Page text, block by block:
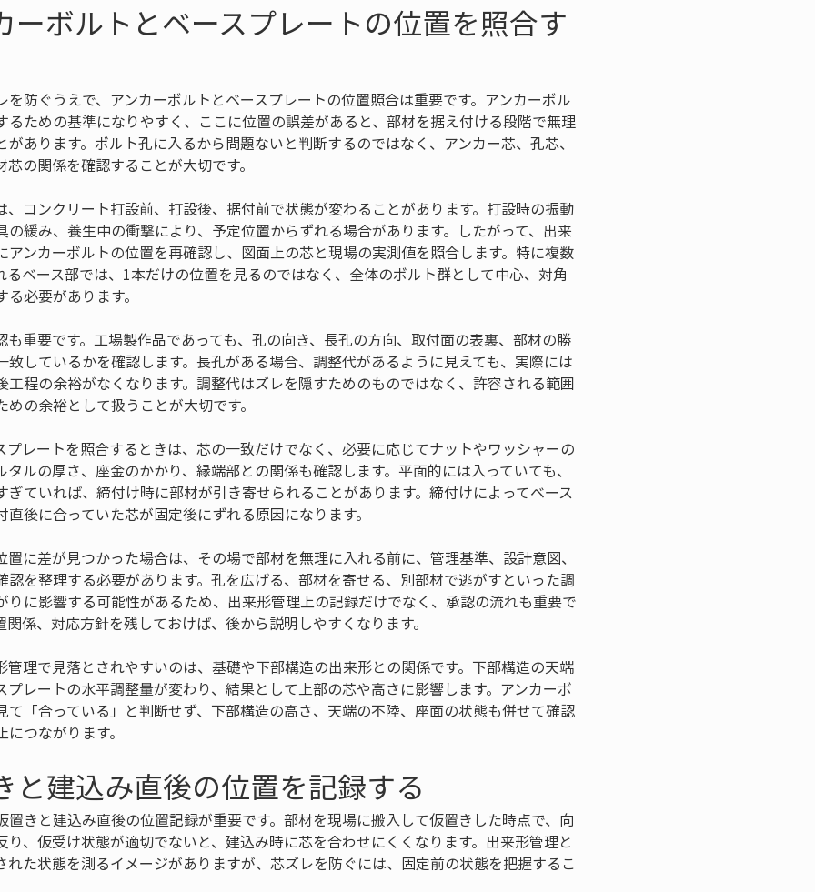
ーボルトとベースプレートの位置を照合す
を防ぐうえで、アンカーボルトとベースプレートの位置照合は重要です。アンカーボル
るための基準になりやすく、ここに位置の誤差があると、部材を据え付ける段階で無理
あります。ボルト孔に入るから問題ないと判断するのではなく、アンカー芯、孔芯、
の関係を確認することが大切です。
、コンクリート打設前、打設後、据付前で状態が変わることがあります。打設時の振動
の緩み、養生中の衝撃により、予定位置からずれる場合があります。したがって、出来
アンカーボルトの位置を再確認し、図面上の芯と現場の実測値を照合します。特に複数
るベース部では、1本だけの位置を見るのではなく、全体のボルト群として中心、対角
必要があります。
も重要です。工場製作品であっても、孔の向き、長孔の方向、取付面の表裏、部材の勝
致しているかを確認します。長孔がある場合、調整代があるように見えても、実際には
工程の余裕がなくなります。調整代はズレを隠すためのものではなく、許容される範囲
の余裕として扱うことが大切です。
プレートを照合するときは、芯の一致だけでなく、必要に応じてナットやワッシャーの
ルの厚さ、座金のかかり、縁端部との関係も確認します。平面的には入っていても、
ぎていれば、締付け時に部材が引き寄せられることがあります。締付けによってベース
後に合っていた芯が固定後にずれる原因になります。
に差が見つかった場合は、その場で部材を無理に入れる前に、管理基準、設計意図、
認を整理する必要があります。孔を広げる、部材を寄せる、別部材で逃がすといった調
りに影響する可能性があるため、出来形管理上の記録だけでなく、承認の流れも重要で
係、対応方針を残しておけば、後から説明しやすくなります。
管理で見落とされやすいのは、基礎や下部構造の出来形との関係です。下部構造の天端
プレートの水平調整量が変わり、結果として上部の芯や高さに影響します。アンカーボ
て「合っている」と判断せず、下部構造の高さ、天端の不陸、座面の状態も併せて確認
つながります。
と建込み直後の位置を記録する
置きと建込み直後の位置記録が重要です。部材を現場に搬入して仮置きした時点で、向
り、仮受け状態が適切でないと、建込み時に芯を合わせにくくなります。出来形管理と
れた状態を測るイメージがありますが、芯ズレを防ぐには、固定前の状態を把握するこ